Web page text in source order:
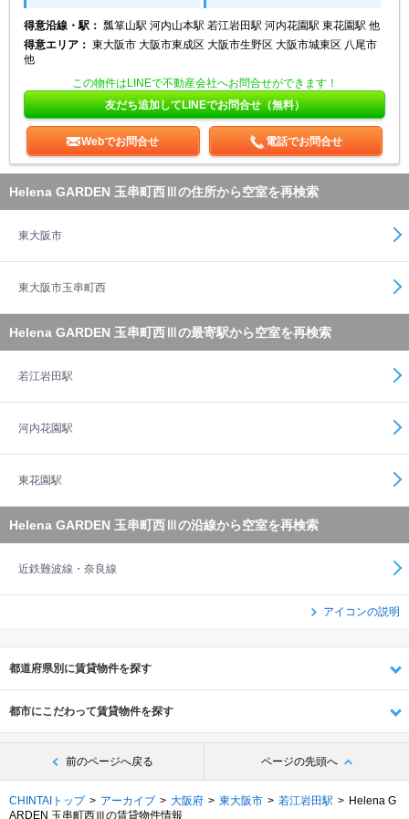
得意沿線・駅： 瓢箪山駅 河内山本駅 若江岩田駅 河内花園駅 東花園駅 他
得意エリア： 東大阪市 大阪市東成区 大阪市生野区 大阪市城東区 八尾市
他
この物件はLINEで不動産会社へお問合せができます！
友だち追加してLINEでお問合せ（無料）
Webでお問合せ 電話でお問合せ
Helena GARDEN 玉串町西Ⅲの住所から空室を再検索
東大阪市
東大阪市玉串町西
Helena GARDEN 玉串町西Ⅲの最寄駅から空室を再検索
若江岩田駅
河内花園駅
東花園駅
Helena GARDEN 玉串町西Ⅲの沿線から空室を再検索
近鉄難波線・奈良線
アイコンの説明
都道府県別に賃貸物件を探す
都市にこだわって賃貸物件を探す
前のページへ戻る ページの先頭へ
CHINTAIトップ アーカイブ 大阪府 東大阪市 若江岩田駅
Helena G
ARDEN 玉串町西Ⅲの賃貸物件情報